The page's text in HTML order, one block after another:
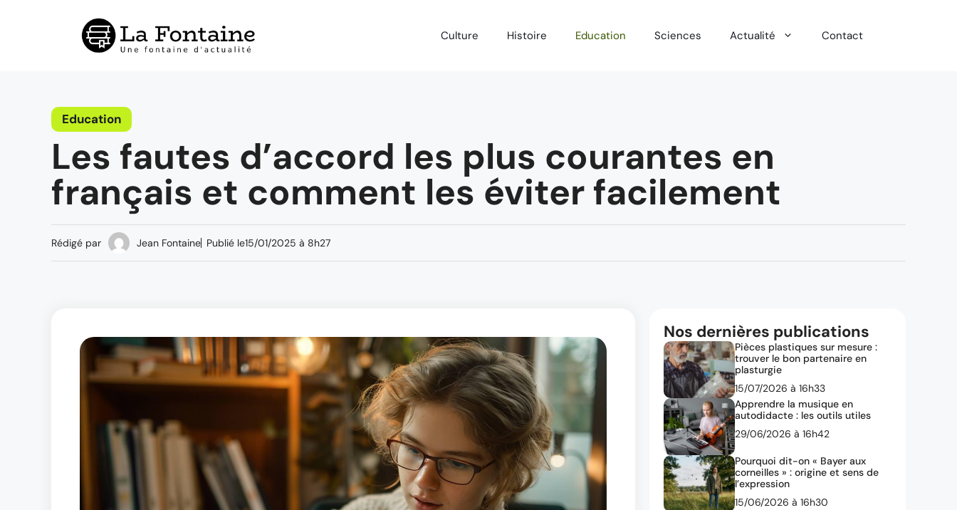
Culture Histoire Education Sciences Actualité Contact
Education
Les fautes d’accord les plus courantes en
français et comment les éviter facilement
Rédigé par Jean Fontaine Publié le15/01/2025 à 8h27
Nos dernières publications
Pièces plastiques sur mesure :
trouver le bon partenaire en
plasturgie
15/07/2026 à 16h33
Apprendre la musique en
autodidacte : les outils utiles
29/06/2026 à 16h42
Pourquoi dit-on « Bayer aux
corneilles » : origine et sens de
l’expression
15/06/2026 à 16h30